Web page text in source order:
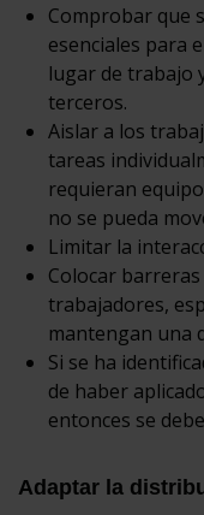
Comprobar que
esenciales para
lugar de trabajo
terceros.
Aislar a los
tareas
requieran
no se pueda
Limitar la
Colocar
trabajadores,
mantengan una
Si se ha
de haber
entonces se
Adaptar la